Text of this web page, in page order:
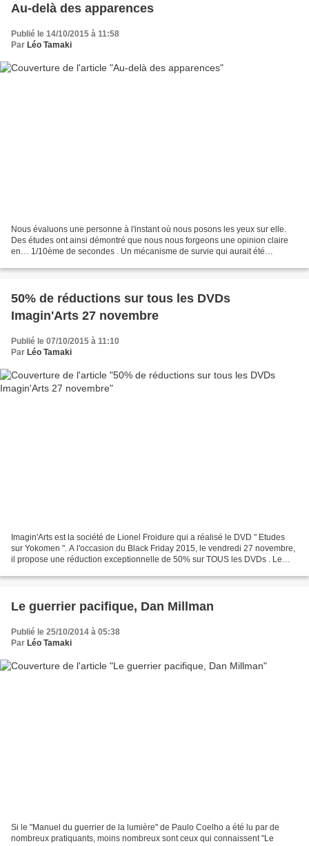
Au-delà des apparences
Publié le 14/10/2015 à 11:58
Par Léo Tamaki
Nous évaluons une personne à l'instant où nous posons les yeux sur elle.
Des études ont ainsi démontré que nous nous forgeons une opinion claire
en… 1/10ème de secondes . Un mécanisme de survie qui aurait été
50% de réductions sur tous les DVDs
Imagin'Arts 27 novembre
Publié le 07/10/2015 à 11:10
Par Léo Tamaki
Imagin'Arts est la société de Lionel Froidure qui a réalisé le DVD " Etudes
sur Yokomen ". A l'occasion du Black Friday 2015, le vendredi 27 novembre,
il propose une réduction exceptionnelle de 50% sur TOUS les DVDs . Le
Le guerrier pacifique, Dan Millman
Publié le 25/10/2014 à 05:38
Par Léo Tamaki
Si le "Manuel du guerrier de la lumière" de Paulo Coelho a été lu par de
nombreux pratiquants, moins nombreux sont ceux qui connaissent "Le